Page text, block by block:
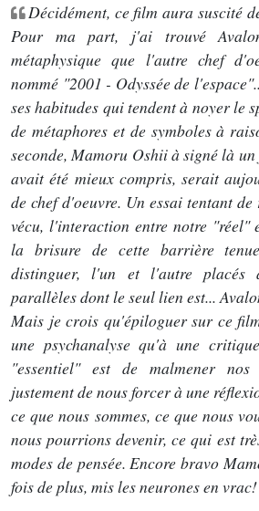
Décidément, ce film aura suscité
Pour ma part, j'ai trouvé
métaphysique que l'autre chef
nommé "2001 - Odyssée de
ses habitudes qui tendent à noyer le
de métaphores et de symboles à
seconde, Mamoru Oshii à signé là
avait été mieux compris, serait
de chef d'oeuvre. Un essai tentant
vécu, l'interaction entre notre
la brisure de cette barrière
distinguer, l'un et l'autre placés
parallèles dont le seul lien est...
Mais je crois qu'épiloguer sur ce
une psychanalyse qu'à une
"essentiel" est de malmener
justement de nous forcer à une
ce que nous sommes, ce que nous
nous pourrions devenir, ce qui est
modes de pensée. Encore bravo
fois de plus, mis les neurones en vrac!